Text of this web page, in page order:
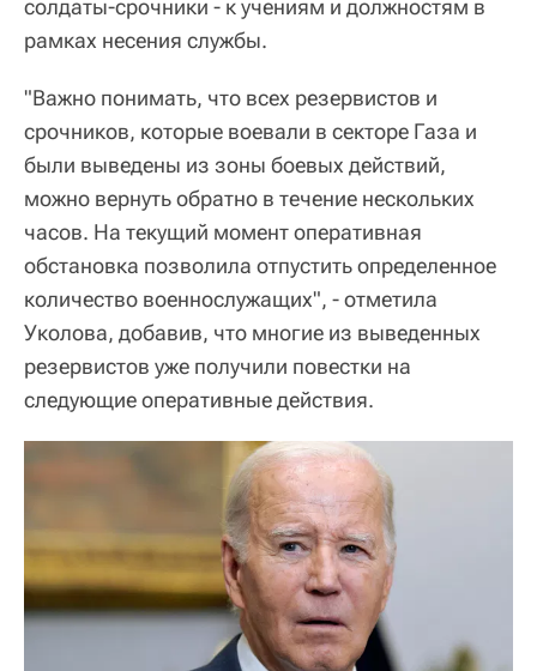
солдаты-срочники - к учениям и должностям в
рамках несения службы.
"Важно понимать, что всех резервистов и
срочников, которые воевали в секторе Газа и
были выведены из зоны боевых действий,
можно вернуть обратно в течение нескольких
часов. На текущий момент оперативная
обстановка позволила отпустить определенное
количество военнослужащих", - отметила
Уколова, добавив, что многие из выведенных
резервистов уже получили повестки на
следующие оперативные действия.